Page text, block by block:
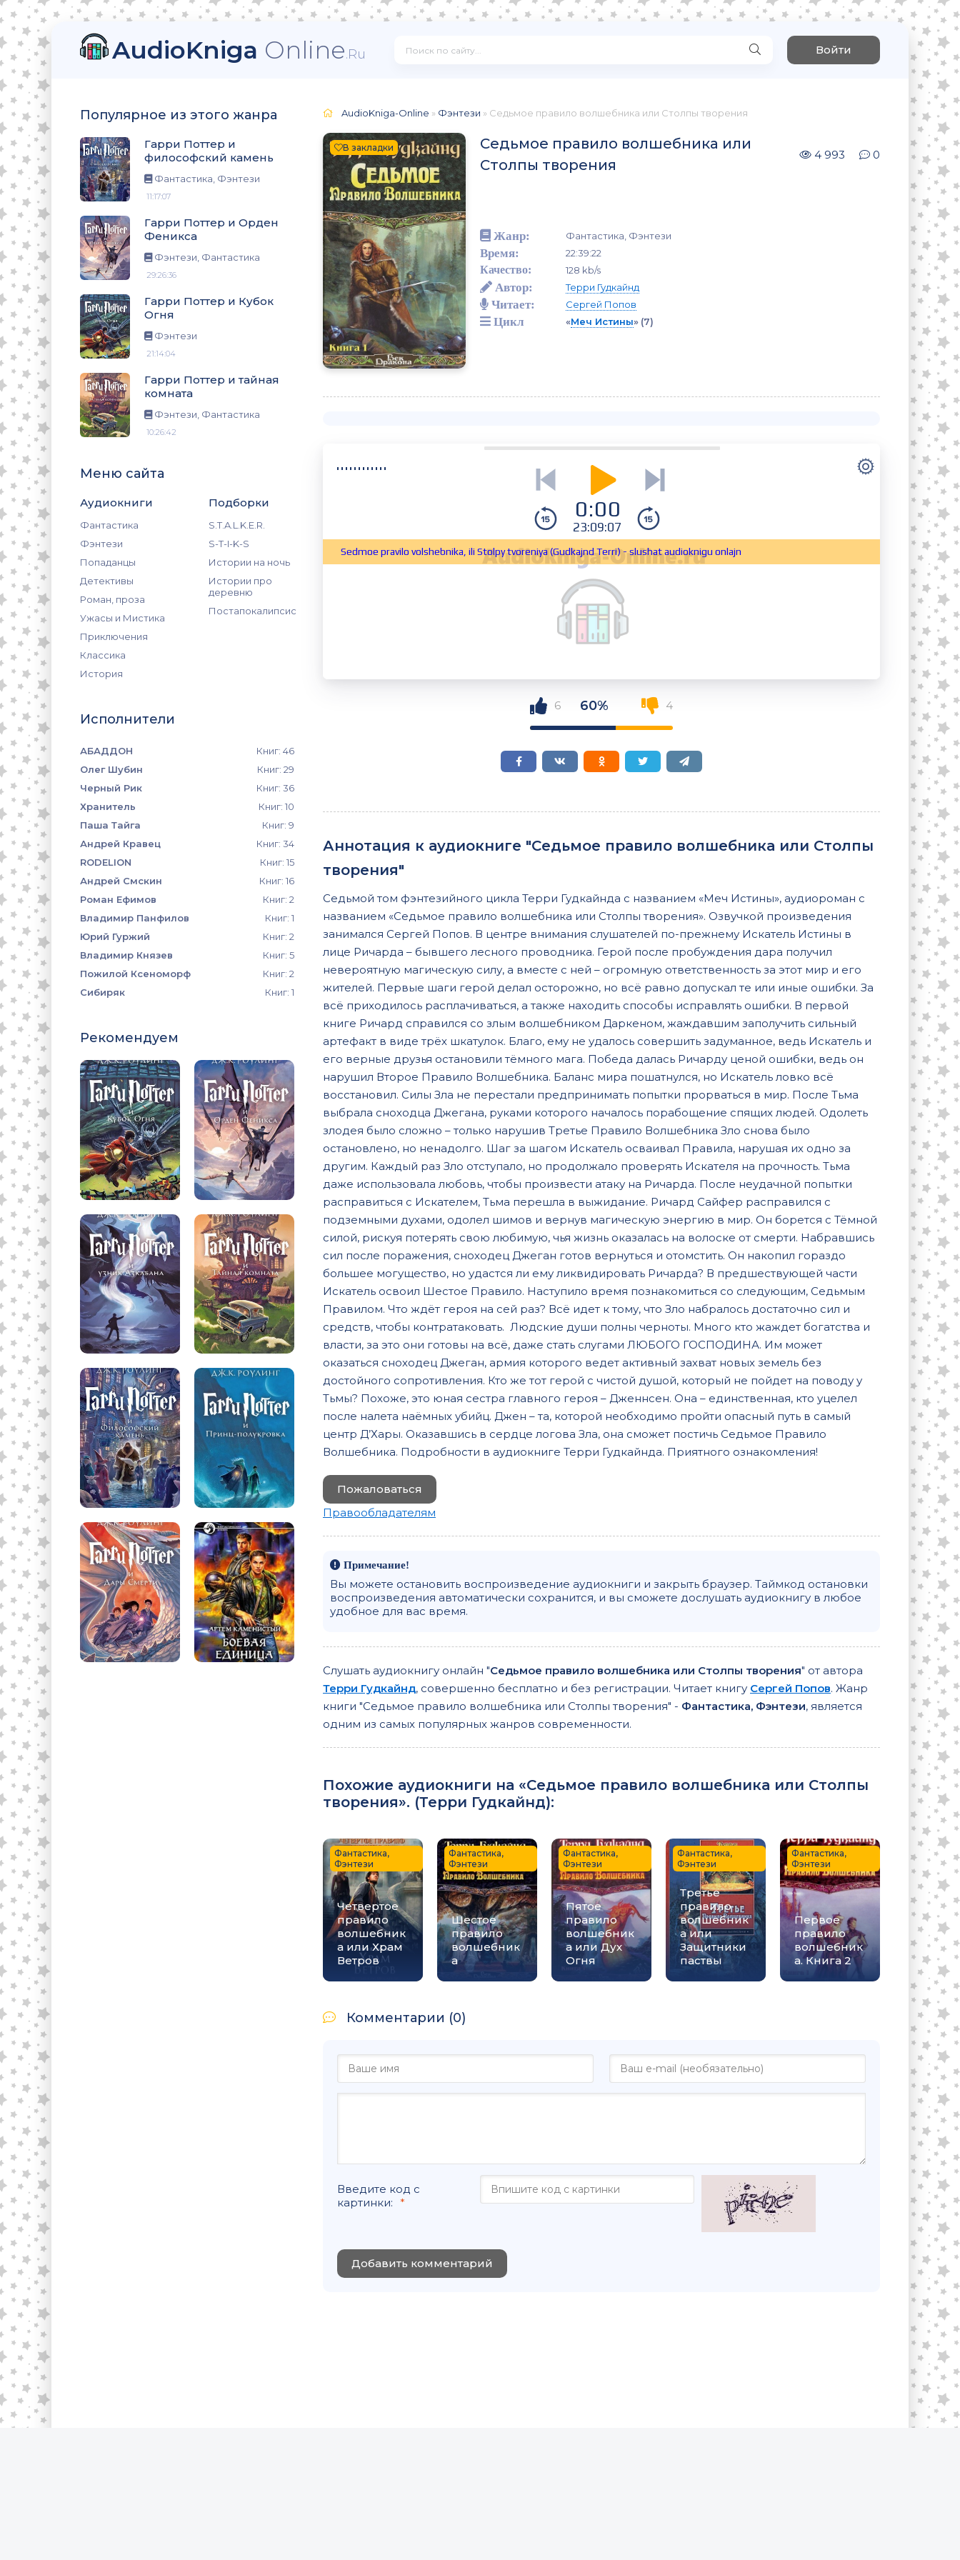
AudioKniga Online.Ru Войти
Популярное из этого жанра
Гарри Поттер и
философский камень
Фантастика, Фэнтези
11:17:07
Гарри Поттер и Орден
Феникса
Фэнтези, Фантастика
29:26:36
Гарри Поттер и Кубок
Огня
Фэнтези
21:14:04
Гарри Поттер и тайная
комната
Фэнтези, Фантастика
10:26:42
Меню сайта
Аудиокниги
Фантастика
Фэнтези
Попаданцы
Детективы
Роман, проза
Ужасы и Мистика
Приключения
Классика
История
Подборки
S.T.A.L.K.E.R.
S-T-I-K-S
Истории на ночь
Истории про
деревню
Постапокалипсис
Исполнители
АБАДДОН
Книг: 46
Олег Шубин
Книг: 29
Черный Рик
Книг: 36
Хранитель
Книг: 10
Паша Тайга
Книг: 9
Андрей Кравец
Книг: 34
RODELION
Книг: 15
Андрей Смскин
Книг: 16
Роман Ефимов
Книг: 2
Владимир Панфилов
Книг: 1
Юрий Гуржий
Книг: 2
Владимир Князев
Книг: 5
Пожилой Ксеноморф
Книг: 2
Сибиряк
Книг: 1
Рекомендуем
AudioKniga-Online » Фэнтези » Седьмое правило волшебника или Столпы творения
В закладки
Седьмое правило волшебника или
Столпы творения
4 993 0
Жанр: Фантастика, Фэнтези
Время:
22:39:22
Качество:
128 kb/s
Автор: Терри Гудкайнд
Читает: Сергей Попов
Цикл «Меч Истины» (7)
0:00
23:09:07
Sedmoe pravilo volshebnika, ili Stolpy tvoreniya (Gudkajnd Terri) - slushat audioknigu onlajn
6 60% 4
Аннотация к аудиокниге "Седьмое правило волшебника или Столпы
творения"
Седьмой том фэнтезийного цикла Терри Гудкайнда с названием «Меч Истины», аудиороман с
названием «Седьмое правило волшебника или Столпы творения». Озвучкой произведения
занимался Сергей Попов. В центре внимания слушателей по-прежнему Искатель Истины в
лице Ричарда – бывшего лесного проводника. Герой после пробуждения дара получил
невероятную магическую силу, а вместе с ней – огромную ответственность за этот мир и его
жителей. Первые шаги герой делал осторожно, но всё равно допускал те или иные ошибки. За
всё приходилось расплачиваться, а также находить способы исправлять ошибки. В первой
книге Ричард справился со злым волшебником Даркеном, жаждавшим заполучить сильный
артефакт в виде трёх шкатулок. Благо, ему не удалось совершить задуманное, ведь Искатель и
его верные друзья остановили тёмного мага. Победа далась Ричарду ценой ошибки, ведь он
нарушил Второе Правило Волшебника. Баланс мира пошатнулся, но Искатель ловко всё
восстановил. Силы Зла не перестали предпринимать попытки прорваться в мир. После Тьма
выбрала сноходца Джегана, руками которого началось порабощение спящих людей. Одолеть
злодея было сложно – только нарушив Третье Правило Волшебника Зло снова было
остановлено, но ненадолго. Шаг за шагом Искатель осваивал Правила, нарушая их одно за
другим. Каждый раз Зло отступало, но продолжало проверять Искателя на прочность. Тьма
даже использовала любовь, чтобы произвести атаку на Ричарда. После неудачной попытки
расправиться с Искателем, Тьма перешла в выжидание. Ричард Сайфер расправился с
подземными духами, одолел шимов и вернув магическую энергию в мир. Он борется с Тёмной
силой, рискуя потерять свою любимую, чья жизнь оказалась на волоске от смерти. Набравшись
сил после поражения, сноходец Джеган готов вернуться и отомстить. Он накопил гораздо
большее могущество, но удастся ли ему ликвидировать Ричарда? В предшествующей части
Искатель освоил Шестое Правило. Наступило время познакомиться со следующим, Седьмым
Правилом. Что ждёт героя на сей раз? Всё идет к тому, что Зло набралось достаточно сил и
средств, чтобы контратаковать. Людские души полны черноты. Много кто жаждет богатства и
власти, за это они готовы на всё, даже стать слугами ЛЮБОГО ГОСПОДИНА. Им может
оказаться сноходец Джеган, армия которого ведет активный захват новых земель без
достойного сопротивления. Кто же тот герой с чистой душой, который не пойдет на поводу у
Тьмы? Похоже, это юная сестра главного героя – Дженнсен. Она – единственная, кто уцелел
после налета наёмных убийц. Джен – та, которой необходимо пройти опасный путь в самый
центр Д’Хары. Оказавшись в сердце логова Зла, она сможет постичь Седьмое Правило
Волшебника. Подробности в аудиокниге Терри Гудкайнда. Приятного ознакомления!
Пожаловаться
Правообладателям
Примечание!
Вы можете остановить воспроизведение аудиокниги и закрыть браузер. Таймкод остановки
воспроизведения автоматически сохранится, и вы сможете дослушать аудиокнигу в любое
удобное для вас время.
Слушать аудиокнигу онлайн "Седьмое правило волшебника или Столпы творения" от автора
Терри Гудкайнд, совершенно бесплатно и без регистрации. Читает книгу Сергей Попов. Жанр
книги "Седьмое правило волшебника или Столпы творения" - Фантастика, Фэнтези, является
одним из самых популярных жанров современности.
Похожие аудиокниги на «Седьмое правило волшебника или Столпы
творения». (Терри Гудкайнд):
Четвертое
правило
волшебник
а или Храм
Ветров
Фантастика,
Фэнтези
Шестое
правило
волшебник
а
Фантастика,
Фэнтези
Пятое
правило
волшебник
а или Дух
Огня
Фантастика,
Фэнтези
Третье
правило
волшебник
а или
Защитники
паствы
Фантастика,
Фэнтези
Первое
правило
волшебник
а. Книга 2
Фантастика,
Фэнтези
Комментарии (0)
Введите код с
картинки:
Добавить комментарий
камень